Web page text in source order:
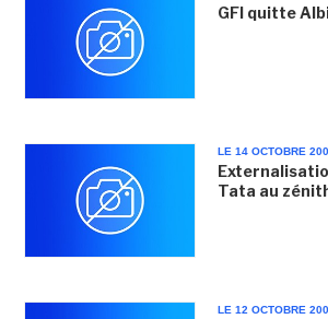
GFI quitte
LE 14 OCTOBRE
Tata au
LE 12 OCTOBRE